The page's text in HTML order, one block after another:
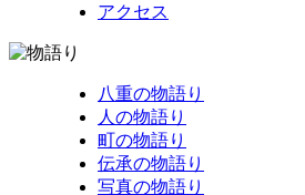
アクセス
八重の物語り
人の物語り
町の物語り
伝承の物語り
写真の物語り